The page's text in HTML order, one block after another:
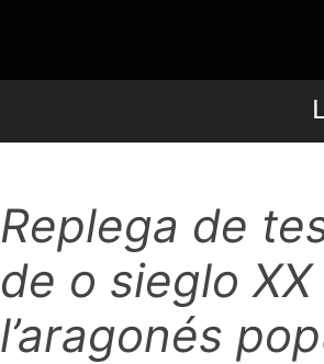
Replega de
de o sieglo
l’aragonés